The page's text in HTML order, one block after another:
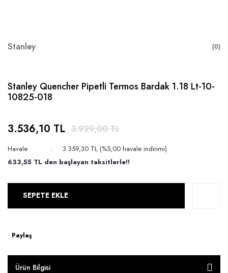
Stanley (0)
Stanley Quencher Pipetli Termos Bardak 1.18 Lt-10-
10825-018
3.536,10 TL 3.929,00 TL
Havale
3.359,30 TL (%5,00 havale indirimi)
633,55 TL den başlayan taksitlerle!!
SEPETE EKLE
Paylaş
Ürün Bilgisi